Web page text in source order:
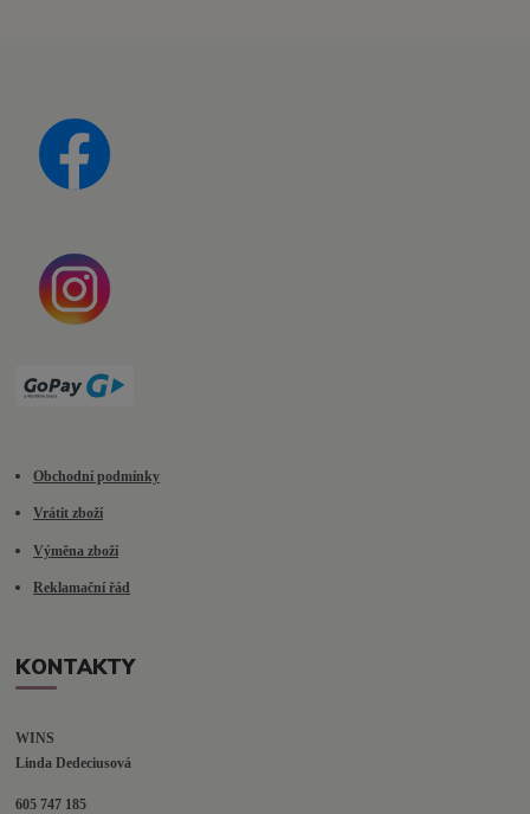
Obchodní podmínky
Vrátit zboží
Výměna zboží
Reklamační řád
KONTAKTY
WINS
Linda Dedeciusová
605 747 185